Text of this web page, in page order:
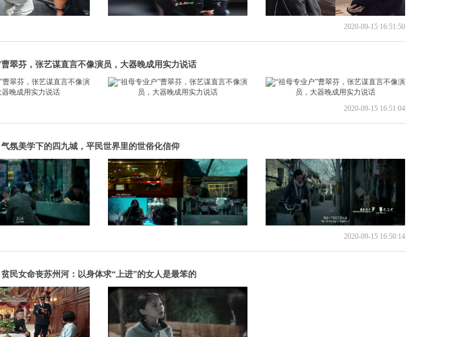
2020-09-15 16:51:50
翠芬，张艺谋直言不像演员，大器晚成用实力说话
2020-09-15 16:51:04
气氛美学下的四九城，平民世界里的世俗化信仰
2020-09-15 16:50:14
贫民女命丧苏州河：以身体求“上进”的女人是最笨的